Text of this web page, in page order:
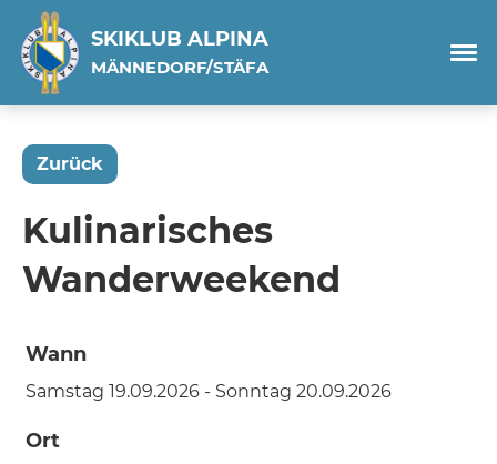
SKIKLUB ALPINA
MÄNNEDORF/STÄFA
Zurück
Kulinarisches
Wanderweekend
Wann
Samstag 19.09.2026 - Sonntag 20.09.2026
Ort